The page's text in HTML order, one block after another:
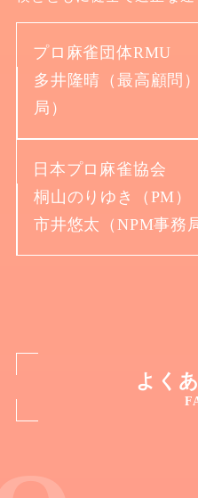
プロ麻雀団体RMU
多井隆晴（最高顧問
局）
日本プロ麻雀協会
桐山のりゆき（PM）
市井悠太（NPM事務
よく